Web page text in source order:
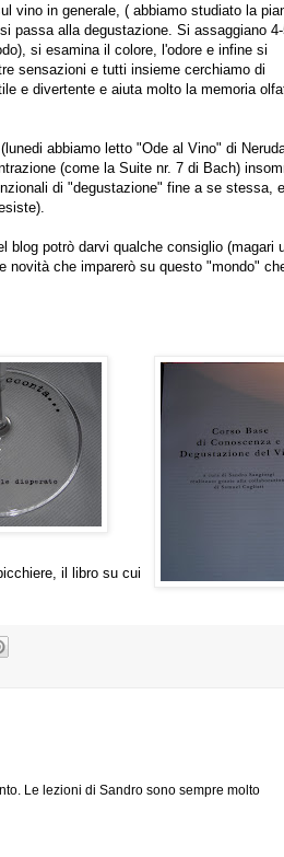
vino in generale, ( abbiamo studiato la
passa alla degustazione. Si assaggiano
si esamina il colore, l'odore e infine si
sensazioni e tutti insieme cerchiamo di
e divertente e aiuta molto la memoria
abbiamo letto "Ode al Vino" di
(come la Suite nr. 7 di Bach)
di "degustazione" fine a se stessa,
blog potrò darvi qualche consiglio (magari
novità che imparerò su questo "mondo"
il libro su cui
Le lezioni di Sandro sono sempre molto